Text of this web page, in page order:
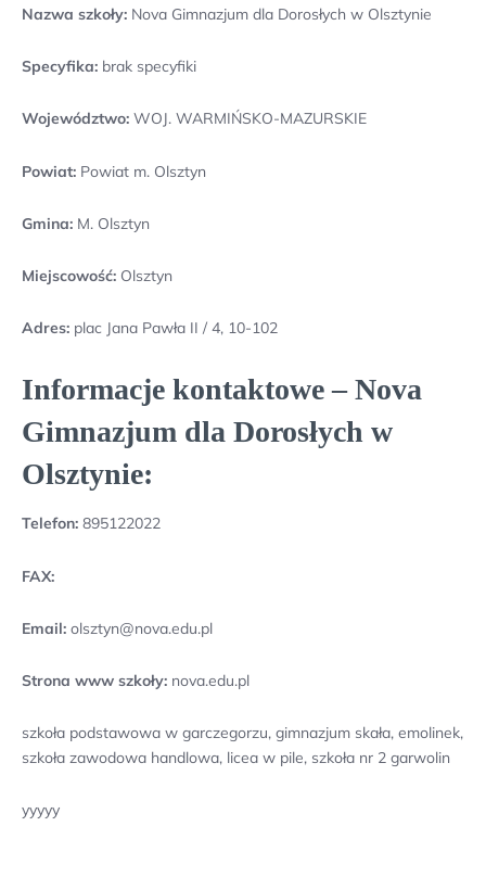
Nazwa szkoły: Nova Gimnazjum dla Dorosłych w Olsztynie
Specyfika: brak specyfiki
Województwo: WOJ. WARMIŃSKO-MAZURSKIE
Powiat: Powiat m. Olsztyn
Gmina: M. Olsztyn
Miejscowość: Olsztyn
Adres: plac Jana Pawła II / 4, 10-102
Informacje kontaktowe – Nova
Gimnazjum dla Dorosłych w
Olsztynie:
Telefon: 895122022
FAX:
Email: olsztyn@nova.edu.pl
Strona www szkoły: nova.edu.pl
szkoła podstawowa w garczegorzu, gimnazjum skała, emolinek,
szkoła zawodowa handlowa, licea w pile, szkoła nr 2 garwolin
yyyyy